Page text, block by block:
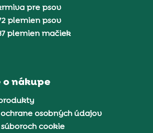
pre psov
plemien psov
plemien mačiek
nákupe
osobných údajov
cookie